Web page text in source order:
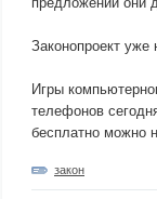
Законопроект
Игры
телефонов
бесплатно можно
закон